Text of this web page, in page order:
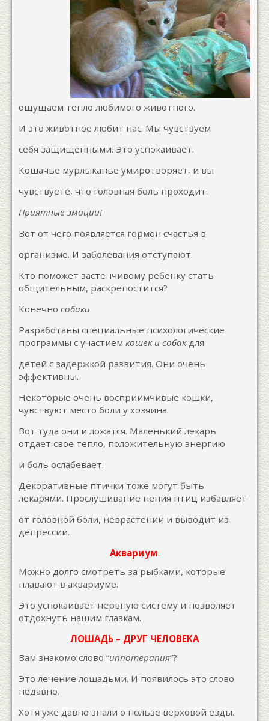
ощущаем тепло любимого животного.
И это животное любит нас. Мы чувствуем
себя защищенными. Это успокаивает.
Кошачье мурлыканье умиротворяет, и вы
чувствуете, что головная боль проходит.
Приятные эмоции!
Вот от чего появляется гормон счастья в
организме. И заболевания отступают.
Кто поможет застенчивому ребенку стать
общительным, раскрепостится?
Конечно собаки.
Разработаны специальные психологические
программы с участием кошек и собакдля
детей с задержкой развития. Они очень
эффективны.
Некоторые очень восприимчивые кошки,
чувствуют место боли у хозяина.
Вот туда они и ложатся. Маленький лекарь
отдает свое тепло, положительную энергию
и боль ослабевает.
Декоративные птички тоже могут быть
лекарями. Прослушивание пения птиц избавляет
от головной боли, неврастении и выводит из
депрессии.
Аквариум.
Можно долго смотреть за рыбками, которые
плавают в аквариуме.
Это успокаивает нервную систему и позволяет
отдохнуть нашим глазкам.
ЛОШАДЬ – ДРУГ ЧЕЛОВЕКА
Вам знакомо слово “иппотерапия”?
Это лечение лошадьми. И появилось это слово
недавно.
Хотя уже давно знали о пользе верховой езды.